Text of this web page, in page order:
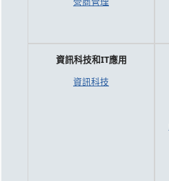
資訊科技和IT應用
資訊科技